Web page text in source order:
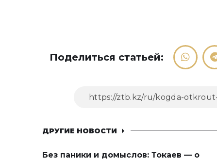
Поделиться статьей:
ДРУГИЕ НОВОСТИ
Без паники и домыслов: Токаев — о